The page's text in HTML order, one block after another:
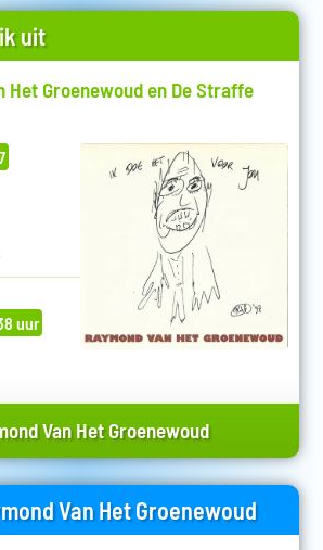
uit
Het Groenewoud en De Straffe
uur
Van Het Groenewoud
Van Het Groenewoud